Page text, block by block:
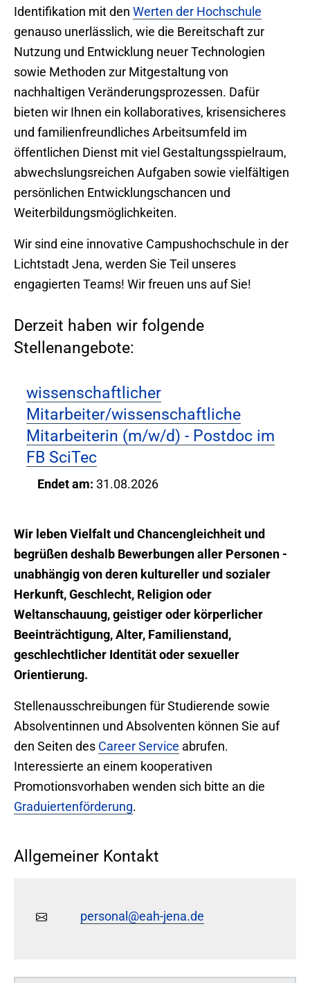
Identifikation mit den Werten der Hochschule
genauso unerlässlich, wie die Bereitschaft zur
Nutzung und Entwicklung neuer Technologien
sowie Methoden zur Mitgestaltung von
nachhaltigen Veränderungsprozessen. Dafür
bieten wir Ihnen ein kollaboratives, krisensicheres
und familienfreundliches Arbeitsumfeld im
öffentlichen Dienst mit viel Gestaltungsspielraum,
abwechslungsreichen Aufgaben sowie vielfältigen
persönlichen Entwicklungschancen und
Weiterbildungsmöglichkeiten.
Wir sind eine innovative Campushochschule in der
Lichtstadt Jena, werden Sie Teil unseres
engagierten Teams! Wir freuen uns auf Sie!
Derzeit haben wir folgende
Stellenangebote:
wissenschaftlicher
Mitarbeiter/wissenschaftliche
Mitarbeiterin (m/w/d) - Postdoc im
FB SciTec
Endet am: 31.08.2026
Wir leben Vielfalt und Chancengleichheit und
begrüßen deshalb Bewerbungen aller Personen -
unabhängig von deren kultureller und sozialer
Herkunft, Geschlecht, Religion oder
Weltanschauung, geistiger oder körperlicher
Beeinträchtigung, Alter, Familienstand,
geschlechtlicher Identität oder sexueller
Orientierung.
Stellenausschreibungen für Studierende sowie
Absolventinnen und Absolventen können Sie auf
den Seiten des Career Service abrufen.
Interessierte an einem kooperativen
Promotionsvorhaben wenden sich bitte an die
Graduiertenförderung.
Allgemeiner Kontakt
personal@eah-jena.de